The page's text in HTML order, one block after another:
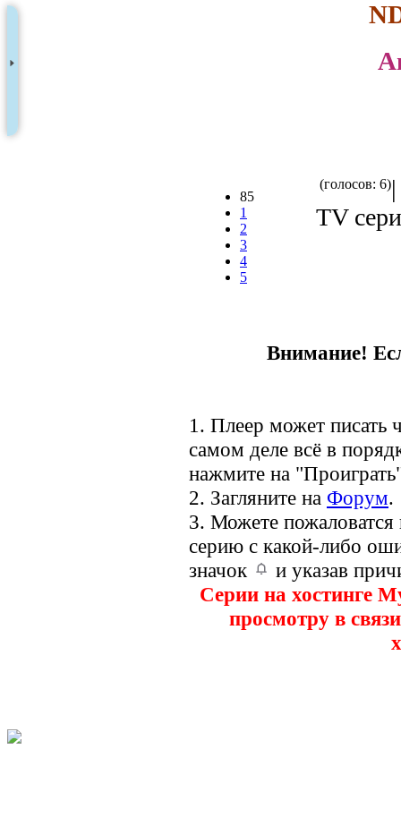
85
1
2
3
4
5
(голосов: 6)
TV
Внимание!
1. Плеер может писать
самом деле всё в
нажмите на
2. Загляните на Форум.
3. Можете
серию с какой-либо
значок
и указав
Серии на хостинге
просмотру в